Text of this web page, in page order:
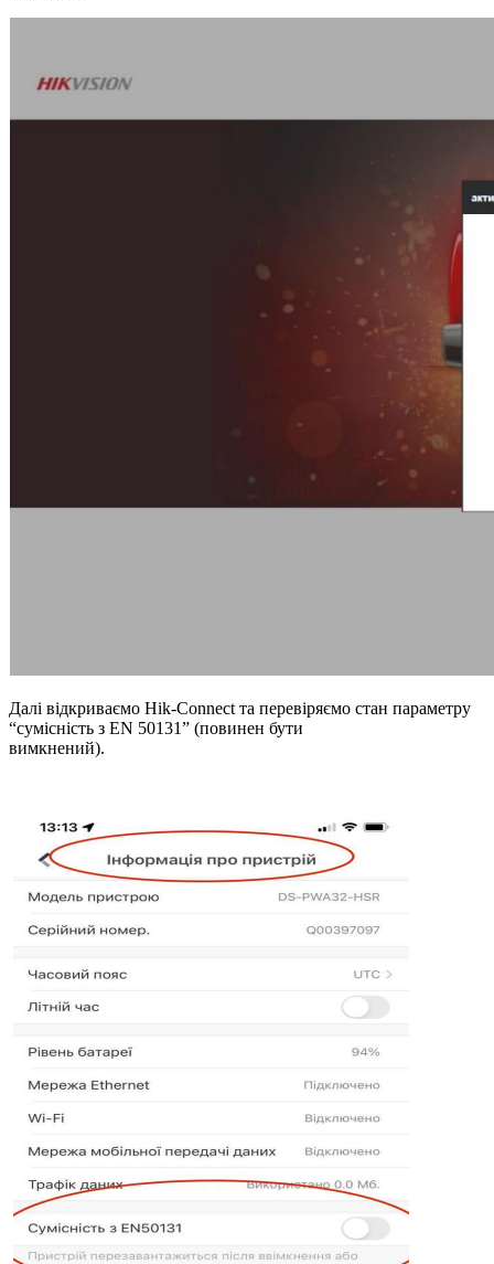
Далі відкриваємо Hik-Connect та перевіряємо стан параметру
“сумісність з EN 50131” (повинен бути
вимкнений).